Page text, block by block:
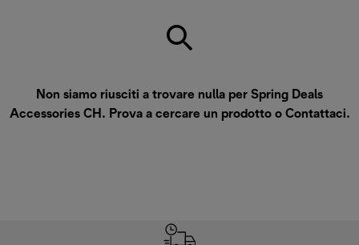
Non siamo riusciti a trovare nulla per Spring Deals
Accessories CH. Prova a cercare un prodotto o Contattaci.